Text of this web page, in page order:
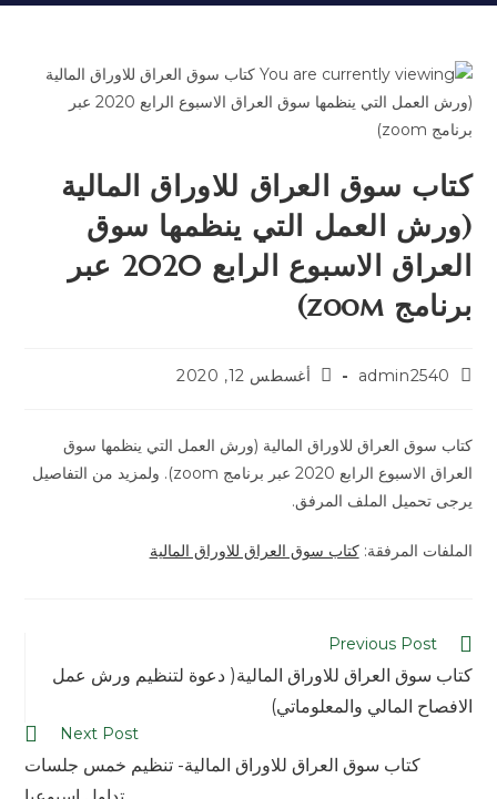
كتاب سوق العراق للاوراق المالية
(ورش العمل التي ينظمها سوق
العراق الاسبوع الرابع 2020 عبر
برنامج zoom)
admin2540 أغسطس 12, 2020
كتاب سوق العراق للاوراق المالية (ورش العمل التي ينظمها سوق
العراق الاسبوع الرابع 2020 عبر برنامج zoom). ولمزيد من التفاصيل
يرجى تحميل الملف المرفق.
الملفات المرفقة:كتاب سوق العراق للاوراق المالية
Previous Post
كتاب سوق العراق للاوراق المالية( دعوة لتنظيم ورش عمل
الافصاح المالي والمعلوماتي)
Next Post
كتاب سوق العراق للاوراق المالية- تنظيم خمس جلسات